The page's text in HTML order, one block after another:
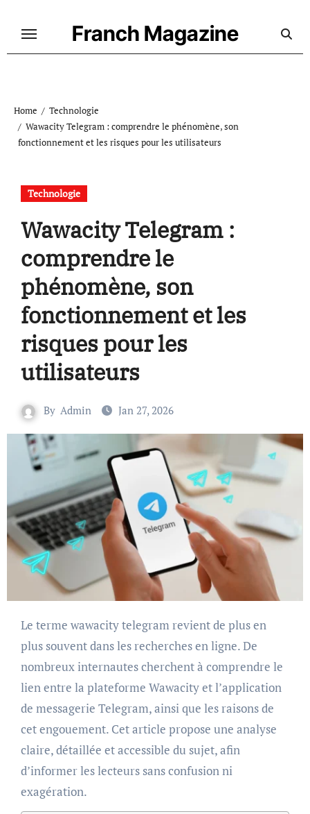
Franch Magazine
Home
Technologie
Wawacity Telegram : comprendre le phénomène, son
fonctionnement et les risques pour les utilisateurs
Technologie
Wawacity Telegram :
comprendre le
phénomène, son
fonctionnement et les
risques pour les
utilisateurs
By Admin Jan 27, 2026
Le terme wawacity telegram revient de plus en
plus souvent dans les recherches en ligne. De
nombreux internautes cherchent à comprendre le
lien entre la plateforme Wawacity et l’application
de messagerie Telegram, ainsi que les raisons de
cet engouement. Cet article propose une analyse
claire, détaillée et accessible du sujet, afin
d’informer les lecteurs sans confusion ni
exagération.